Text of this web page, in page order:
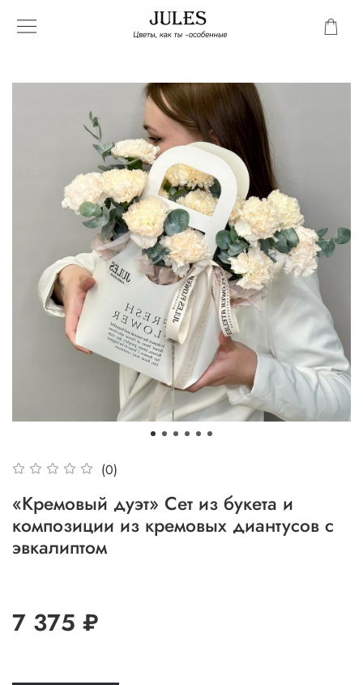
(0)
«Кремовый дуэт» Сет из букета и
композиции из кремовых диантусов с
эвкалиптом
7 375 ₽